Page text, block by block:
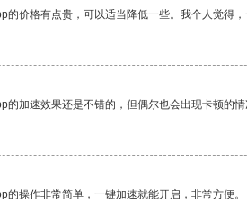
的价格有点贵，可以适当降低一些。我个人觉得
的加速效果还是不错的，但偶尔也会出现卡顿的情
的操作非常简单，一键加速就能开启，非常方便。